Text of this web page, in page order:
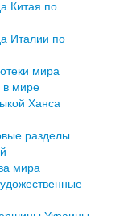
Китая по
Италии по
мира
мире
Ханса
разделы
мира